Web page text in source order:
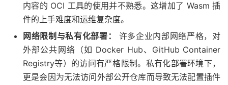
内容的 OCI 工具的使用并不熟悉。这增加了 Wasm 插
件的上手难度和运维复杂度。
网络限制与私有化部署：
许多企业内部网络严格，对
外部公共网络（如 Docker Hub、GitHub Container
Registry等）的访问有严格限制。私有化部署环境下，
更是会因为无法访问外部公开仓库而导致无法配置插件